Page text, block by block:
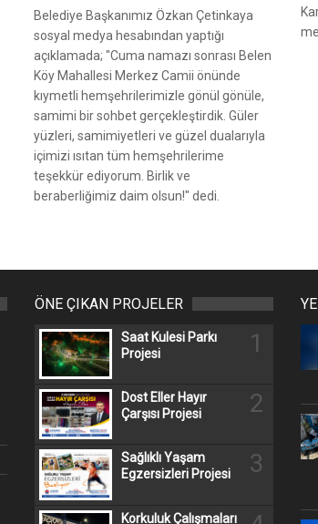
Belediye Başkanımız Özkan Çetinkaya
sosyal medya hesabından yaptığı
açıklamada; "Cuma namazı sonrası Belen
Köy Mahallesi Merkez Camii önünde
kıymetli hemşehrilerimizle gönül gönüle,
samimi bir sohbet gerçekleştirdik. Güler
yüzleri, samimiyetleri ve güzel dualarıyla
içimizi ısıtan tüm hemşehrilerime
teşekkür ediyorum. Birlik ve
beraberliğimiz daim olsun!" dedi.
ÖNE ÇIKAN PROJELER
Saat Kulesi Parkı
Projesi
1
Dost Eller Hayır
Çarşısı Projesi
2
Sağlıklı Yaşam
Egzersizleri Projesi
3
Korkuluk Çalışmaları